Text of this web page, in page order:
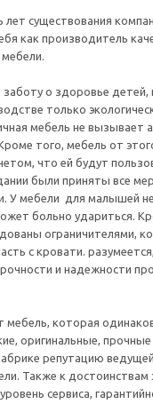
лет существования
как производитель
о здоровье детей,
только
мебель не вызывает
того, мебель от
что ей будут
были приняты все
У мебели для малышей
больно удариться.
ограничителями,
с кровати.
и надежности
мебель, которая
оригинальные,
репутацию
Также к
сервиса,